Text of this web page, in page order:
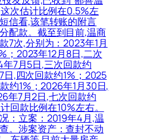
次估计比例在0.5%左
信看,该笔转账的附言
配款。截至到目前,温商
7次,分别为：2023年1月
；2023年12月8日,二次
7月5日,三次回款约
日,四次回款约1%；2025
约1%；2026年1月30日,
年7月2日,七次回款约
回款比例在10%左右。
：立案：2019年4月,温
。涉案资产：查封不动